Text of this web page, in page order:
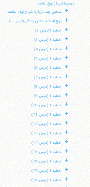
درس‌هایی از نهج‌البلاغه
+ سخنی چند درباره شرح نهج البلاغه
+ نهج البلاغه منشور زندگی (درس 1)
+ خطبه 1(درس 2)
+ خطبه 1 (درس 3)
+ خطبه 1 (درس 4)
+ خطبه 1 (درس 5)
+ خطبه 1 (درس 6)
+ خطبه 1 (درس 7)
+ خطبه 1 (درس 8)
+ خطبه 1 (درس 9)
+ خطبه 1 (درس 10)
+ خطبه 1 (درس 11)
+ خطبه 1 (درس 12)
+ خطبه 1 (درس 13)
+ خطبه 1 (درس 14)
+ خطبه 1 (درس 15)
+ خطبه 1 (درس 16)
+ خطبه 1 (درس 17)
+ خطبه 1 (درس 18)